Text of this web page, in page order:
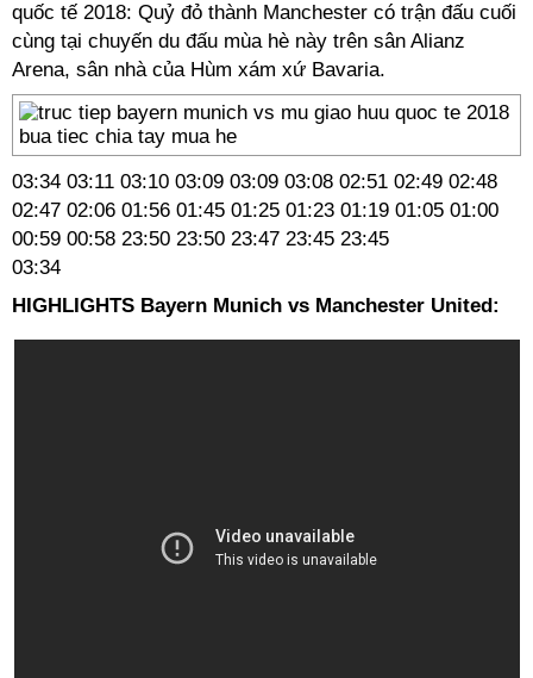
quốc tế 2018: Quỷ đỏ thành Manchester có trận đấu cuối
cùng tại chuyến du đấu mùa hè này trên sân Alianz
Arena, sân nhà của Hùm xám xứ Bavaria.
03:34 03:11 03:10 03:09 03:09 03:08 02:51 02:49 02:48
02:47 02:06 01:56 01:45 01:25 01:23 01:19 01:05 01:00
00:59 00:58 23:50 23:50 23:47 23:45 23:45
03:34
HIGHLIGHTS Bayern Munich vs Manchester United: